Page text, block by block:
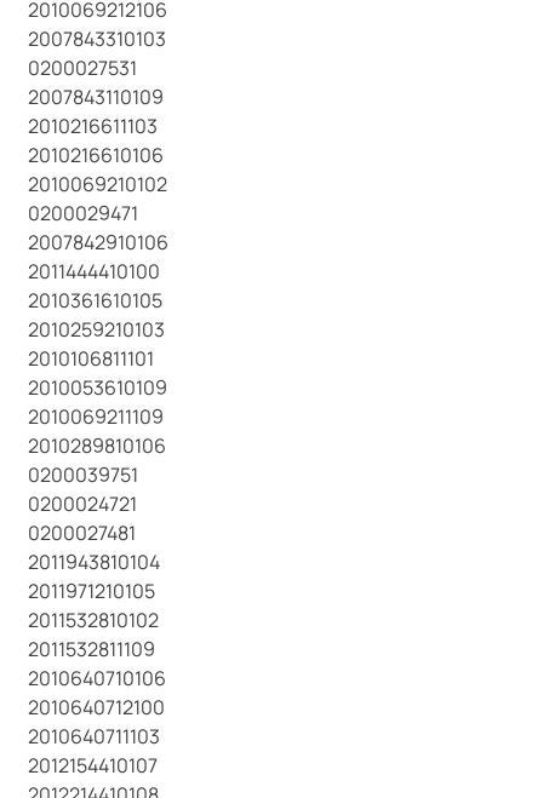
2010069212106
2007843310103
0200027531
2007843110109
2010216611103
2010216610106
2010069210102
0200029471
2007842910106
2011444410100
2010361610105
2010259210103
2010106811101
2010053610109
2010069211109
2010289810106
0200039751
0200024721
0200027481
2011943810104
2011971210105
2011532810102
2011532811109
2010640710106
2010640712100
2010640711103
2012154410107